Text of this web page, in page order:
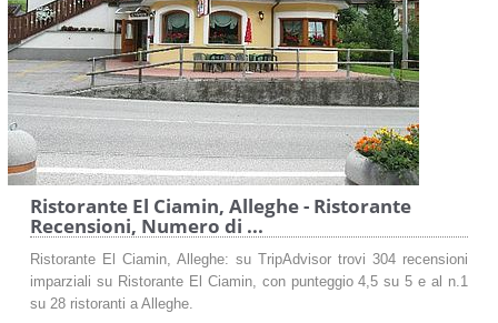
Ristorante El Ciamin, Alleghe - Ristorante
Recensioni, Numero di ...
Ristorante El Ciamin, Alleghe: su TripAdvisor trovi 304 recensioni
imparziali su Ristorante El Ciamin, con punteggio 4,5 su 5 e al n.1
su 28 ristoranti a Alleghe.